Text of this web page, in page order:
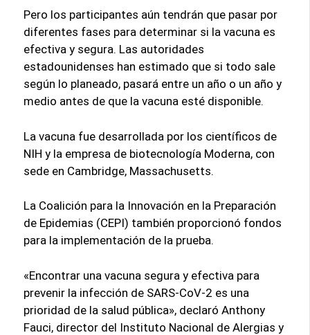
Pero los participantes aún tendrán que pasar por
diferentes fases para determinar si la vacuna es
efectiva y segura. Las autoridades
estadounidenses han estimado que si todo sale
según lo planeado, pasará entre un año o un año y
medio antes de que la vacuna esté disponible.
La vacuna fue desarrollada por los científicos de
NIH y la empresa de biotecnología Moderna, con
sede en Cambridge, Massachusetts.
La Coalición para la Innovación en la Preparación
de Epidemias (CEPI) también proporcionó fondos
para la implementación de la prueba.
«Encontrar una vacuna segura y efectiva para
prevenir la infección de SARS-CoV-2 es una
prioridad de la salud pública», declaró Anthony
Fauci, director del Instituto Nacional de Alergias y